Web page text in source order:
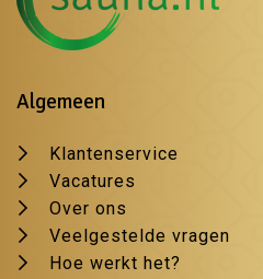
Algemeen
Klantenservice
Vacatures
Over ons
Veelgestelde vragen
Hoe werkt het?